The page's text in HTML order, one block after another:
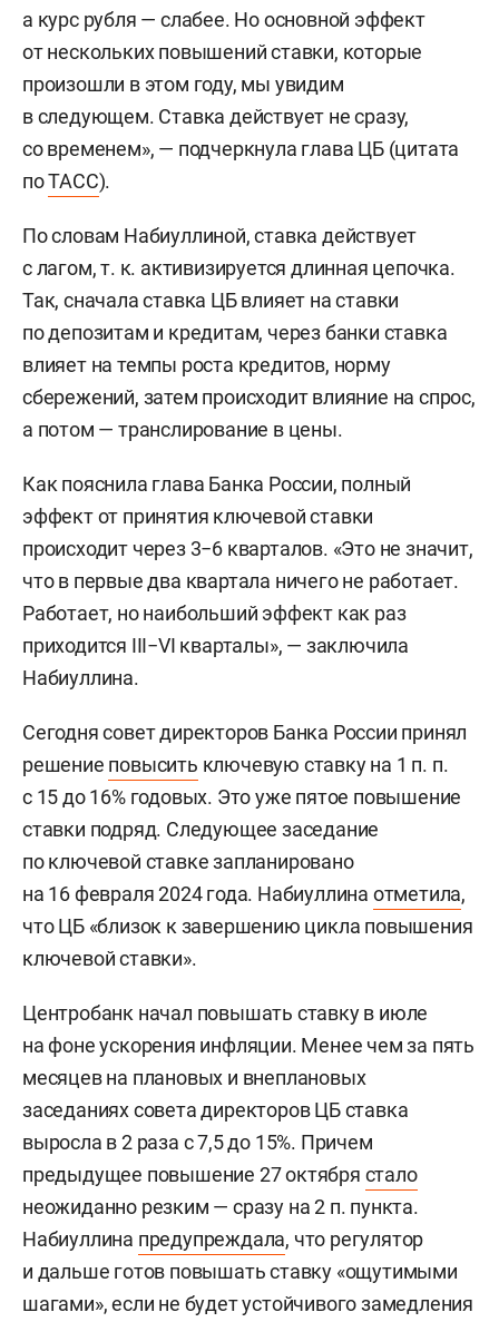
а курс рубля — слабее. Но основной эффект
от нескольких повышений ставки, которые
произошли в этом году, мы увидим
в следующем. Ставка действует не сразу,
со временем», — подчеркнула глава ЦБ (цитата
поТАСС).
По словам Набиуллиной, ставка действует
с лагом, т. к. активизируется длинная цепочка.
Так, сначала ставка ЦБ влияет на ставки
по депозитам и кредитам, через банки ставка
влияет на темпы роста кредитов, норму
сбережений, затем происходит влияние на спрос,
а потом — транслирование в цены.
Как пояснила глава Банка России, полный
эффект от принятия ключевой ставки
происходит через 3−6 кварталов. «Это не значит,
что в первые два квартала ничего не работает.
Работает, но наибольший эффект как раз
приходится III−VI кварталы», — заключила
Набиуллина.
Сегодня совет директоров Банка России принял
решение повысить ключевую ставку на 1 п. п.
с 15 до 16% годовых. Это уже пятое повышение
ставки подряд. Следующее заседание
по ключевой ставке запланировано
на 16 февраля 2024 года. Набиуллина отметила,
что ЦБ «близок к завершению цикла повышения
ключевой ставки».
Центробанк начал повышать ставку в июле
на фоне ускорения инфляции. Менее чем за пять
месяцев на плановых и внеплановых
заседаниях совета директоров ЦБ ставка
выросла в 2 раза с 7,5 до 15%. Причем
предыдущее повышение 27 октября стало
неожиданно резким — сразу на 2 п. пункта.
Набиуллина предупреждала, что регулятор
и дальше готов повышать ставку «ощутимыми
шагами», если не будет устойчивого замедления